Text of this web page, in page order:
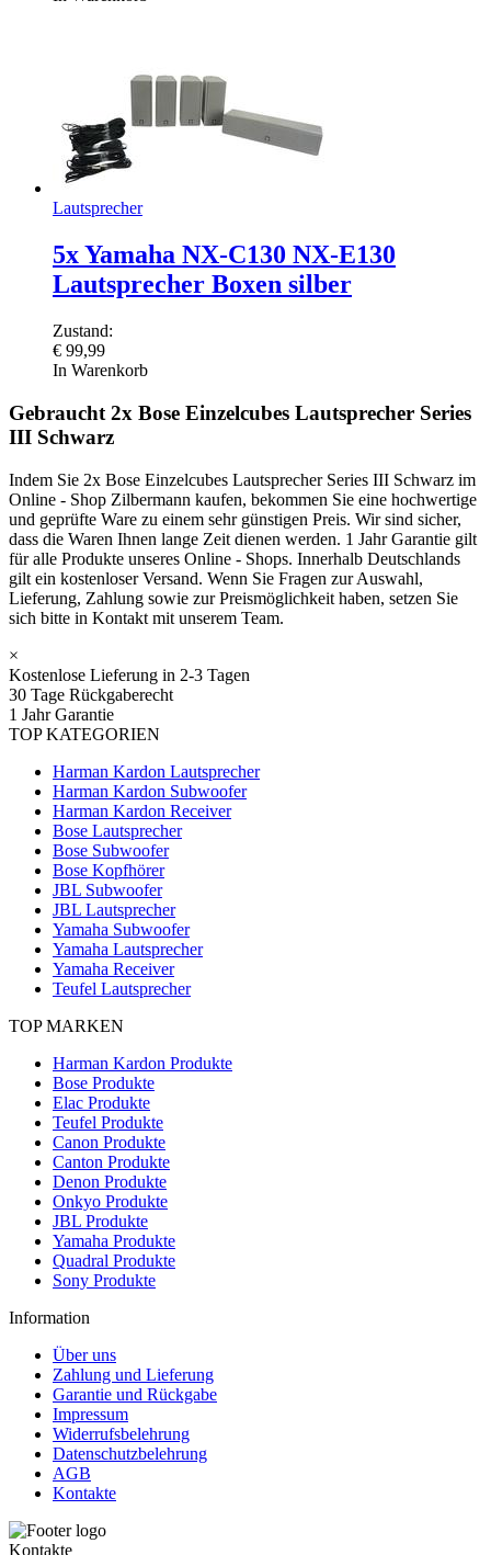
Lautsprecher
5x Yamaha NX-C130 NX-E130
Lautsprecher Boxen silber
Zustand:
€ 99,99
In Warenkorb
Gebraucht 2x Bose Einzelcubes Lautsprecher Series
III Schwarz
Indem Sie 2x Bose Einzelcubes Lautsprecher Series III Schwarz im
Online - Shop Zilbermann kaufen, bekommen Sie eine hochwertige
und geprüfte Ware zu einem sehr günstigen Preis. Wir sind sicher,
dass die Waren Ihnen lange Zeit dienen werden. 1 Jahr Garantie gilt
für alle Produkte unseres Online - Shops. Innerhalb Deutschlands
gilt ein kostenloser Versand. Wenn Sie Fragen zur Auswahl,
Lieferung, Zahlung sowie zur Preismöglichkeit haben, setzen Sie
sich bitte in Kontakt mit unserem Team.
×
Kostenlose Lieferung in 2-3 Tagen
30 Tage Rückgaberecht
1 Jahr Garantie
TOP KATEGORIEN
Harman Kardon Lautsprecher
Harman Kardon Subwoofer
Harman Kardon Receiver
Bose Lautsprecher
Bose Subwoofer
Bose Kopfhörer
JBL Subwoofer
JBL Lautsprecher
Yamaha Subwoofer
Yamaha Lautsprecher
Yamaha Receiver
Teufel Lautsprecher
TOP MARKEN
Harman Kardon Produkte
Bose Produkte
Elac Produkte
Teufel Produkte
Canon Produkte
Canton Produkte
Denon Produkte
Onkyo Produkte
JBL Produkte
Yamaha Produkte
Quadral Produkte
Sony Produkte
Information
Über uns
Zahlung und Lieferung
Garantie und Rückgabe
Impressum
Widerrufsbelehrung
Datenschutzbelehrung
AGB
Kontakte
Kontakte